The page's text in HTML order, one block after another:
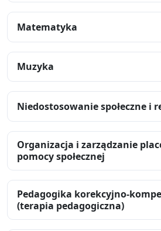
Matematyka
Muzyka
Niedostosowanie społeczne i
Organizacja i zarządzanie
pomocy społecznej
Pedagogika korekcyjno-
(terapia pedagogiczna)